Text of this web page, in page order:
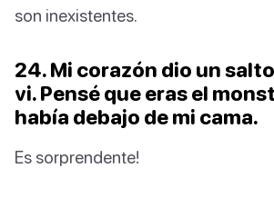
son inexistentes.
24. Mi corazón dio un
vi. Pensé que eras el
había debajo de mi cama.
Es sorprendente!